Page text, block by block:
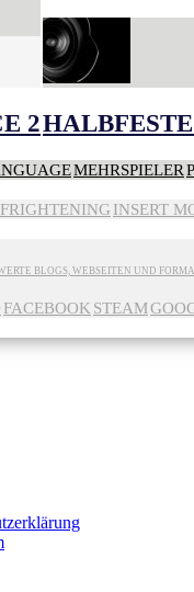
2
MEHRSPIELER
FRIGHTENING INSERT
BLOGS, WEBSEITEN UND
FACEBOOK STEAM